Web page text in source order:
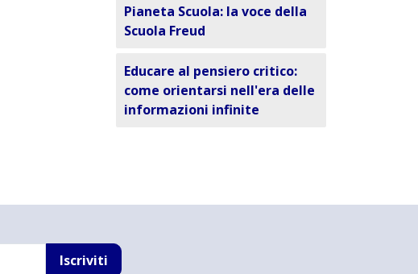
Pianeta Scuola: la voce della
Scuola Freud
Educare al pensiero critico:
come orientarsi nell'era delle
informazioni infinite
Iscriviti